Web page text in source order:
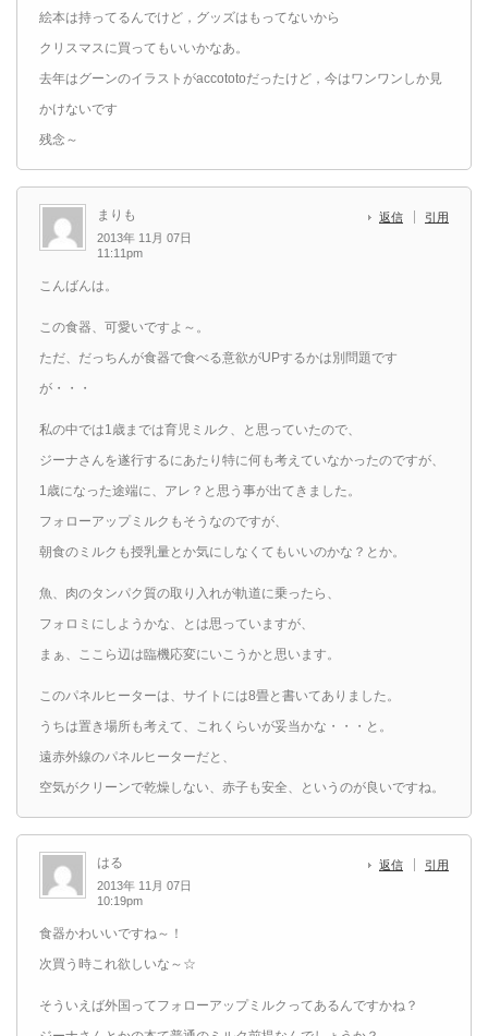
絵本は持ってるんでけど，グッズはもってないから
クリスマスに買ってもいいかなあ。
去年はグーンのイラストがaccototoだったけど，今はワンワンしか見
かけないです
残念～
まりも
2013年 11月 07日
11:11pm
返信 引用
こんばんは。
この食器、可愛いですよ～。
ただ、だっちんが食器で食べる意欲がUPするかは別問題です
が・・・
私の中では1歳までは育児ミルク、と思っていたので、
ジーナさんを遂行するにあたり特に何も考えていなかったのですが、
1歳になった途端に、アレ？と思う事が出てきました。
フォローアップミルクもそうなのですが、
朝食のミルクも授乳量とか気にしなくてもいいのかな？とか。
魚、肉のタンパク質の取り入れが軌道に乗ったら、
フォロミにしようかな、とは思っていますが、
まぁ、ここら辺は臨機応変にいこうかと思います。
このパネルヒーターは、サイトには8畳と書いてありました。
うちは置き場所も考えて、これくらいが妥当かな・・・と。
遠赤外線のパネルヒーターだと、
空気がクリーンで乾燥しない、赤子も安全、というのが良いですね。
はる
2013年 11月 07日
10:19pm
返信 引用
食器かわいいですね～！
次買う時これ欲しいな～☆
そういえば外国ってフォローアップミルクってあるんですかね？